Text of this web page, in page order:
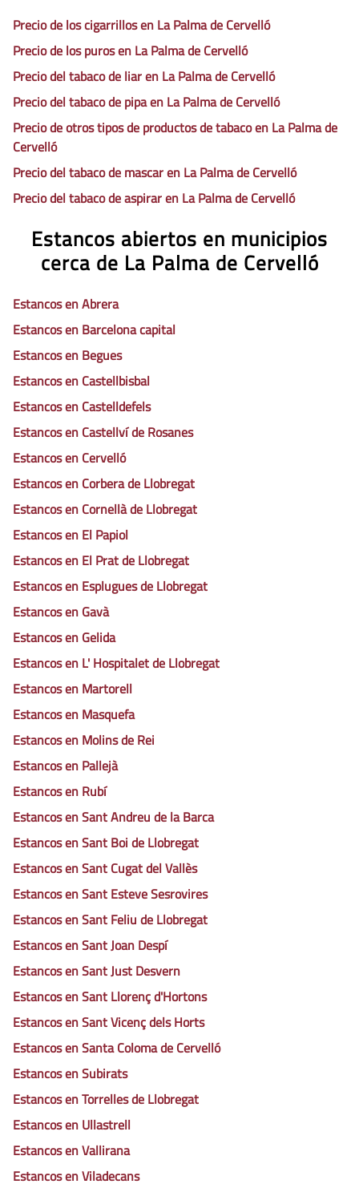
Precio de los cigarrillos en La Palma de Cervelló
Precio de los puros en La Palma de Cervelló
Precio del tabaco de liar en La Palma de Cervelló
Precio del tabaco de pipa en La Palma de Cervelló
Precio de otros tipos de productos de tabaco en La Palma de
Cervelló
Precio del tabaco de mascar en La Palma de Cervelló
Precio del tabaco de aspirar en La Palma de Cervelló
Estancos abiertos en municipios
cerca de La Palma de Cervelló
Estancos en Abrera
Estancos en Barcelona capital
Estancos en Begues
Estancos en Castellbisbal
Estancos en Castelldefels
Estancos en Castellví de Rosanes
Estancos en Cervelló
Estancos en Corbera de Llobregat
Estancos en Cornellà de Llobregat
Estancos en El Papiol
Estancos en El Prat de Llobregat
Estancos en Esplugues de Llobregat
Estancos en Gavà
Estancos en Gelida
Estancos en L' Hospitalet de Llobregat
Estancos en Martorell
Estancos en Masquefa
Estancos en Molins de Rei
Estancos en Pallejà
Estancos en Rubí
Estancos en Sant Andreu de la Barca
Estancos en Sant Boi de Llobregat
Estancos en Sant Cugat del Vallès
Estancos en Sant Esteve Sesrovires
Estancos en Sant Feliu de Llobregat
Estancos en Sant Joan Despí
Estancos en Sant Just Desvern
Estancos en Sant Llorenç d'Hortons
Estancos en Sant Vicenç dels Horts
Estancos en Santa Coloma de Cervelló
Estancos en Subirats
Estancos en Torrelles de Llobregat
Estancos en Ullastrell
Estancos en Vallirana
Estancos en Viladecans